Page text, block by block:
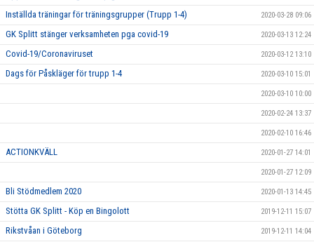
Inställda träningar för träningsgrupper (Trupp 1-4) 2020-03-28 09:06
GK Splitt stänger verksamheten pga covid-19 2020-03-13 12:24
Covid-19/Coronaviruset 2020-03-12 13:10
Dags för Påskläger för trupp 1-4 2020-03-10 15:01
2020-03-10 10:00
2020-02-24 13:37
2020-02-10 16:46
ACTIONKVÄLL 2020-01-27 14:01
2020-01-27 12:09
Bli Stödmedlem 2020 2020-01-13 14:45
Stötta GK Splitt - Köp en Bingolott 2019-12-11 15:07
Rikstvåan i Göteborg 2019-12-11 14:04